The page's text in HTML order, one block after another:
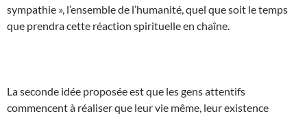
sympathie », l’ensemble de l’humanité, quel que soit le temps
que prendra cette réaction spirituelle en chaîne.
La seconde idée proposée est que les gens attentifs
commencent à réaliser que leur vie même, leur existence